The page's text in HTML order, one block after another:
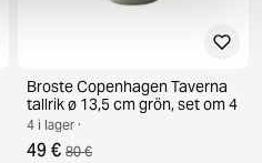
Broste Copenhagen Taverna
tallrik ø 13,5 cm grön, set om 4
4 i lager ·
49 € 80 €